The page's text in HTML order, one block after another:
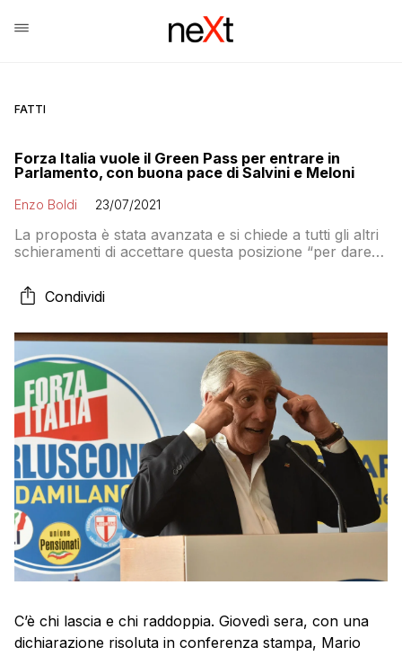
FATTI
Forza Italia vuole il Green Pass per entrare in
Parlamento, con buona pace di Salvini e Meloni
Enzo Boldi 23/07/2021
La proposta è stata avanzata e si chiede a tutti gli altri
schieramenti di accettare questa posizione “per dare il
Condividi
C’è chi lascia e chi raddoppia. Giovedì sera, con una
dichiarazione risoluta in conferenza stampa, Mario